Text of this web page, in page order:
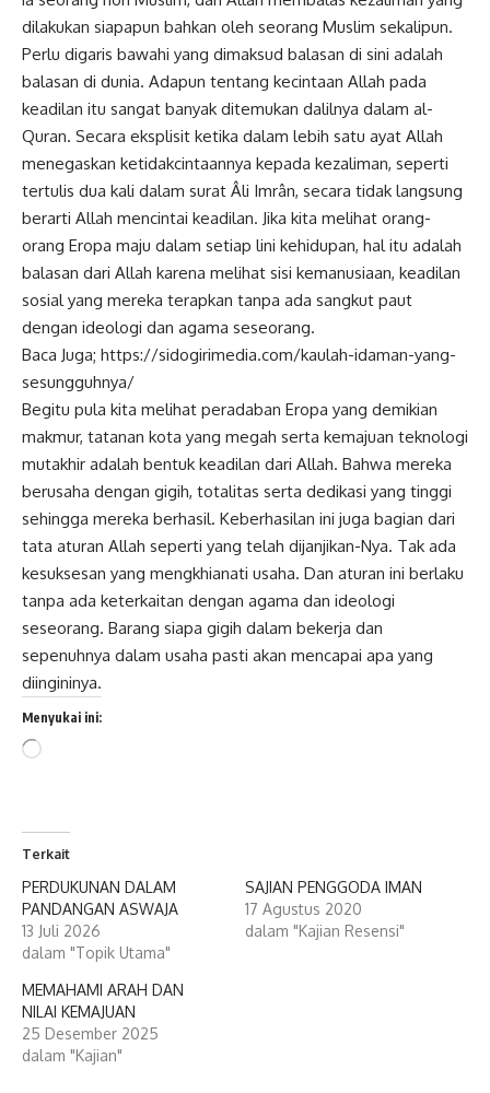
dilakukan siapapun bahkan oleh seorang Muslim sekalipun.
Perlu digaris bawahi yang dimaksud balasan di sini adalah
balasan di dunia. Adapun tentang kecintaan Allah pada
keadilan itu sangat banyak ditemukan dalilnya dalam al-
Quran. Secara eksplisit ketika dalam lebih satu ayat Allah
menegaskan ketidakcintaannya kepada kezaliman, seperti
tertulis dua kali dalam surat Âli Imrân, secara tidak langsung
berarti Allah mencintai keadilan. Jika kita melihat orang-
orang Eropa maju dalam setiap lini kehidupan, hal itu adalah
balasan dari Allah karena melihat sisi kemanusiaan, keadilan
sosial yang mereka terapkan tanpa ada sangkut paut
dengan ideologi dan agama seseorang.
Baca Juga; https://sidogirimedia.com/kaulah-idaman-yang-
sesungguhnya/
Begitu pula kita melihat peradaban Eropa yang demikian
makmur, tatanan kota yang megah serta kemajuan teknologi
mutakhir adalah bentuk keadilan dari Allah. Bahwa mereka
berusaha dengan gigih, totalitas serta dedikasi yang tinggi
sehingga mereka berhasil. Keberhasilan ini juga bagian dari
tata aturan Allah seperti yang telah dijanjikan-Nya. Tak ada
kesuksesan yang mengkhianati usaha. Dan aturan ini berlaku
tanpa ada keterkaitan dengan agama dan ideologi
seseorang. Barang siapa gigih dalam bekerja dan
sepenuhnya dalam usaha pasti akan mencapai apa yang
diingininya.
Menyukai ini:
Memuat...
Terkait
PERDUKUNAN DALAM
PANDANGAN ASWAJA
13 Juli 2026
dalam "Topik Utama"
SAJIAN PENGGODA IMAN
17 Agustus 2020
dalam "Kajian Resensi"
MEMAHAMI ARAH DAN
NILAI KEMAJUAN
25 Desember 2025
dalam "Kajian"